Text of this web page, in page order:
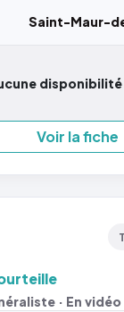
Saint-Maur-
disponibilité
Voir la fiche
· En vidéo